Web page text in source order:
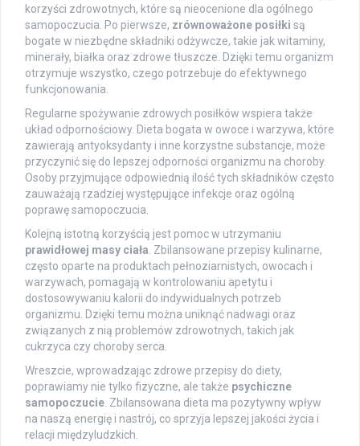
korzyści zdrowotnych, które są nieocenione dla ogólnego
samopoczucia. Po pierwsze, zrównoważone posiłki są
bogate w niezbędne składniki odżywcze, takie jak witaminy,
minerały, białka oraz zdrowe tłuszcze. Dzięki temu organizm
otrzymuje wszystko, czego potrzebuje do efektywnego
funkcjonowania.
Regularne spożywanie zdrowych posiłków wspiera także
układ odpornościowy. Dieta bogata w owoce i warzywa, które
zawierają antyoksydanty i inne korzystne substancje, może
przyczynić się do lepszej odporności organizmu na choroby.
Osoby przyjmujące odpowiednią ilość tych składników często
zauważają rzadziej występujące infekcje oraz ogólną
poprawę samopoczucia.
Kolejną istotną korzyścią jest pomoc w utrzymaniu
prawidłowej masy ciała . Zbilansowane przepisy kulinarne,
często oparte na produktach pełnoziarnistych, owocach i
warzywach, pomagają w kontrolowaniu apetytu i
dostosowywaniu kalorii do indywidualnych potrzeb
organizmu. Dzięki temu można uniknąć nadwagi oraz
związanych z nią problemów zdrowotnych, takich jak
cukrzyca czy choroby serca.
Wreszcie, wprowadzając zdrowe przepisy do diety,
poprawiamy nie tylko fizyczne, ale także psychiczne
samopoczucie . Zbilansowana dieta ma pozytywny wpływ
na naszą energię i nastrój, co sprzyja lepszej jakości życia i
relacji międzyludzkich.